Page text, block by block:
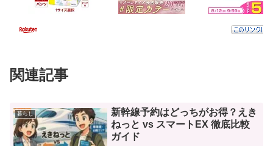
関連記事
暮らし
新幹線予約はどっちがお得？えき
ねっと vs スマートEX 徹底比較
ガイド